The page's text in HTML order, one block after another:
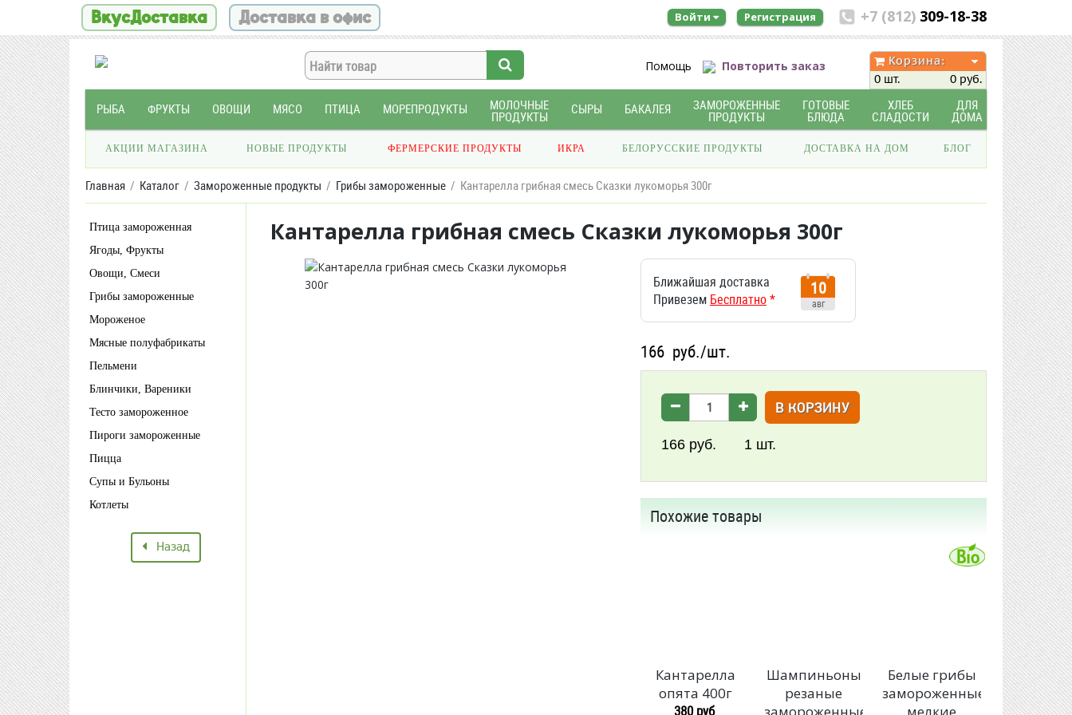
ВкусДоставка Доставка в офис +7 (812) 309-18-38
Войти Регистрация
Помощь Повторить заказ
Корзина:
0 шт.
0 руб.
РЫБА ФРУКТЫ ОВОЩИ МЯСО ПТИЦА МОРЕПРОДУКТЫ МОЛОЧНЫЕ
ПРОДУКТЫ
СЫРЫ БАКАЛЕЯ ЗАМОРОЖЕННЫЕ
ПРОДУКТЫ
ГОТОВЫЕ
БЛЮДА
ХЛЕБ
СЛАДОСТИ
ДЛЯ
ДОМА
АКЦИИ МАГАЗИНА НОВЫЕ ПРОДУКТЫ ФЕРМЕРСКИЕ ПРОДУКТЫ ИКРА БЕЛОРУССКИЕ ПРОДУКТЫ ДОСТАВКА НА ДОМ БЛОГ
Главная Каталог Замороженные продукты Грибы замороженные Кантарелла грибная смесь Сказки лукоморья 300г
Птица замороженная
Ягоды, Фрукты
Овощи, Смеси
Грибы замороженные
Мороженое
Мясные полуфабрикаты
Пельмени
Блинчики, Вареники
Тесто замороженное
Пироги замороженные
Пицца
Супы и Бульоны
Котлеты
Назад
Кантарелла грибная смесь Сказки лукоморья 300г
Ближайшая доставка
Привезем Бесплатно*
10
авг
166 руб./шт.
В КОРЗИНУ
166 руб. 1 шт.
Похожие товары
Кантарелла
опята 400г
380 руб
Шампиньоны
резаные
Белые грибы
замороженные